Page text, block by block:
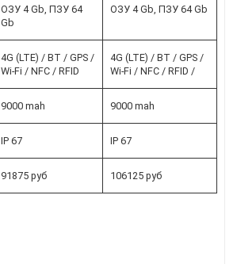
ОЗУ 4 Gb, ПЗУ 64
Gb
ОЗУ 4 Gb, ПЗУ 64 Gb
4G (LTE) / BT / GPS /
Wi-Fi / NFC / RFID
4G (LTE) / BT / GPS /
Wi-Fi / NFC / RFID /
9000 mah 9000 mah
IP 67 IP 67
91875 руб 106125 руб